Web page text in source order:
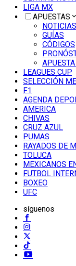
LIGA MX
APUESTAS
NOTICIAS
GUÍAS
CÓDIGOS
LEAGUES CUP
SELECCIÓN
F1
AGENDA
AMERICA
CHIVAS
CRUZ AZUL
PUMAS
RAYADOS DE
TOLUCA
MEXICANOS
FUTBOL
BOXEO
UFC
síguenos